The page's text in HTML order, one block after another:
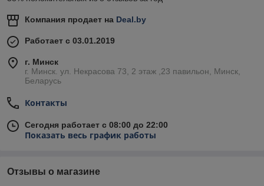
Компания продает на Deal.by
Работает с 03.01.2019
г. Минск
г. Минск. ул. Некрасова 73, 2 этаж ,23 павильон, Минск,
Беларусь
Контакты
Сегодня работает с 08:00 до 22:00
Показать весь график работы
Отзывы о магазине